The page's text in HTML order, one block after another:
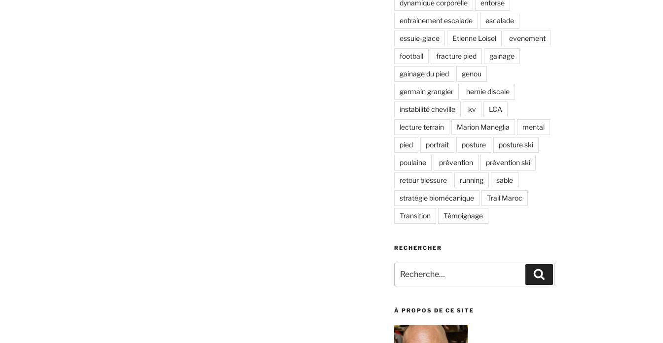
dynamique corporelle entorse
entrainement escalade escalade
essuie-glace Etienne Loisel evenement
football fracture pied gainage
gainage du pied genou
germain grangier hernie discale
instabilité cheville kv LCA
lecture terrain Marion Maneglia mental
pied portrait posture posture ski
poulaine prévention prévention ski
retour blessure running sable
stratégie biomécanique Trail Maroc
Transition Témoignage
RECHERCHER
pour
:
À PROPOS DE CE SITE